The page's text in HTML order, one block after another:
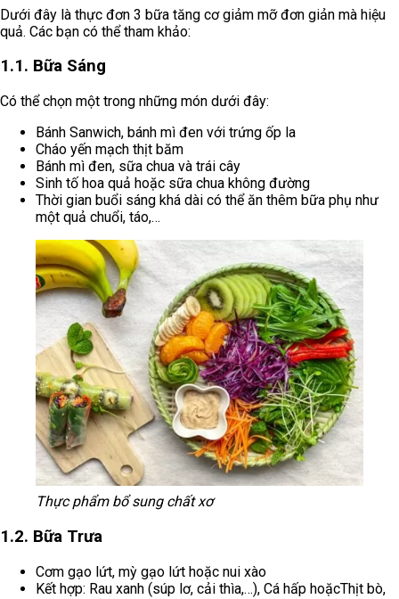
Dưới đây là thực đơn 3 bữa tăng cơ giảm mỡ đơn giản mà hiệu
quả. Các bạn có thể tham khảo:
1.1. Bữa Sáng
Có thể chọn một trong những món dưới đây:
Bánh Sanwich, bánh mì đen với trứng ốp la
Cháo yến mạch thịt băm
Bánh mì đen, sữa chua và trái cây
Sinh tố hoa quả hoặc sữa chua không đường
Thời gian buổi sáng khá dài có thể ăn thêm bữa phụ như
một quả chuổi, táo,…
Thực phẩm bổ sung chất xơ
1.2. Bữa Trưa
Cơm gạo lứt, mỳ gạo lứt hoặc nui xào
Kết hợp: Rau xanh (súp lơ, cải thìa,…), Cá hấp hoặcThịt bò,